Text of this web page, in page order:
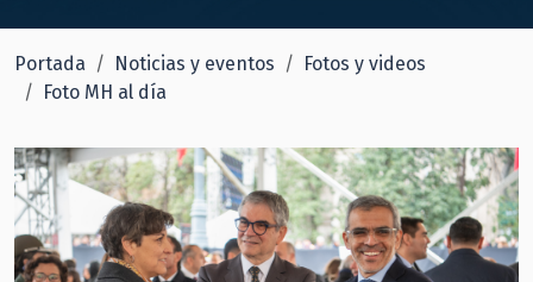
Portada Noticias y eventos
Fotos y videos
Foto MH al día